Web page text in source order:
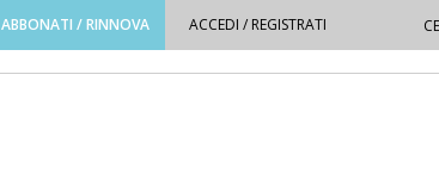
ABBONATI / RINNOVA ACCEDI / REGISTRATI